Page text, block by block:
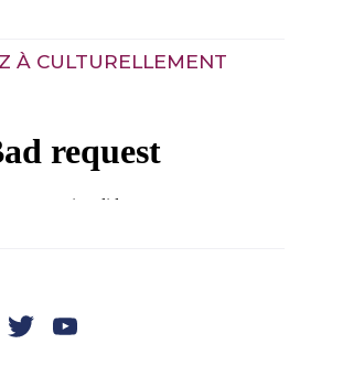
À CULTURELLEMENT
Instagram
Twitter